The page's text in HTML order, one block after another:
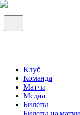
Клуб
Команда
Матчи
Медиа
Билеты
Билеты на матчи